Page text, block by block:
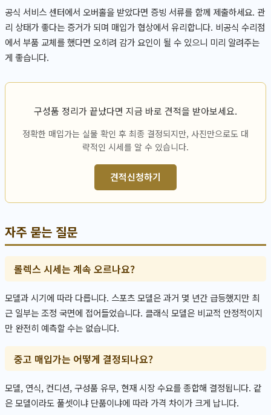
공식 서비스 센터에서 오버홀을 받았다면 증빙 서류를 함께 제출하세요. 관
리 상태가 좋다는 증거가 되며 매입가 협상에서 유리합니다. 비공식 수리점
에서 부품 교체를 했다면 오히려 감가 요인이 될 수 있으니 미리 알려주는
게 좋습니다.
구성품 정리가 끝났다면 지금 바로 견적을 받아보세요.
정확한 매입가는 실물 확인 후 최종 결정되지만, 사진만으로도 대
략적인 시세를 알 수 있습니다.
견적신청하기
자주 묻는 질문
롤렉스 시세는 계속 오르나요?
모델과 시기에 따라 다릅니다. 스포츠 모델은 과거 몇 년간 급등했지만 최
근 일부는 조정 국면에 접어들었습니다. 클래식 모델은 비교적 안정적이지
만 완전히 예측할 수는 없습니다.
중고 매입가는 어떻게 결정되나요?
모델, 연식, 컨디션, 구성품 유무, 현재 시장 수요를 종합해 결정됩니다. 같
은 모델이라도 풀셋이냐 단품이냐에 따라 가격 차이가 크게 납니다.